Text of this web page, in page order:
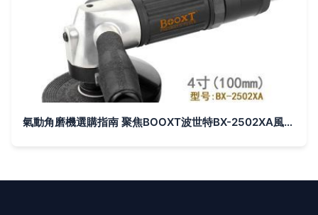
氣動角磨機選購指南 聚焦BOOXT波世特BX-2502XA風動切割機